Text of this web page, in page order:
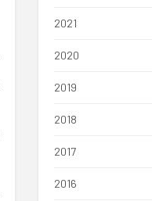
2021
2020
2019
2018
2017
2016